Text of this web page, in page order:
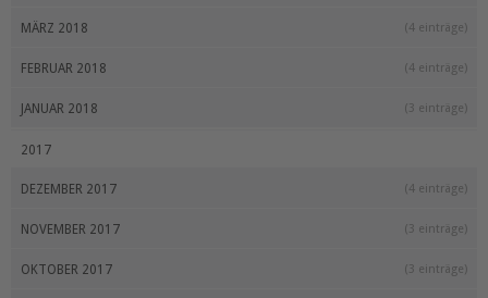
MÄRZ 2018 (4 einträge)
FEBRUAR 2018 (4 einträge)
JANUAR 2018 (3 einträge)
2017
DEZEMBER 2017 (4 einträge)
NOVEMBER 2017 (3 einträge)
OKTOBER 2017 (3 einträge)